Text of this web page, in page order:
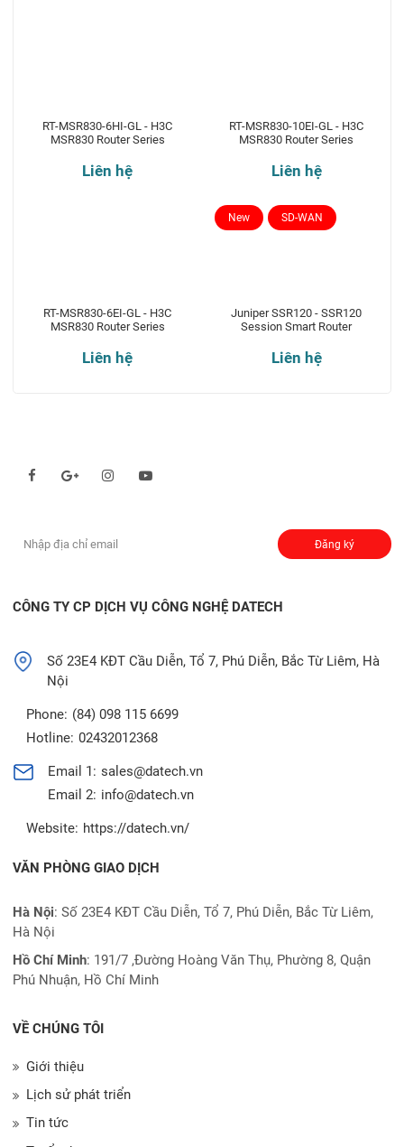
RT-MSR830-6HI-GL - H3C
MSR830 Router Series
Liên hệ
RT-MSR830-10EI-GL - H3C
MSR830 Router Series
Liên hệ
RT-MSR830-6EI-GL - H3C
MSR830 Router Series
Liên hệ
Juniper SSR120 - SSR120
Session Smart Router
Liên hệ
New SD-WAN
Đăng ký
CÔNG TY CP DỊCH VỤ CÔNG NGHỆ DATECH
Số 23E4 KĐT Cầu Diễn, Tổ 7, Phú Diễn, Bắc Từ Liêm, Hà
Nội
Phone: (84) 098 115 6699
Hotline: 02432012368
Email 1: sales@datech.vn
Email 2: info@datech.vn
Website: https://datech.vn/
VĂN PHÒNG GIAO DỊCH
Hà Nội: Số 23E4 KĐT Cầu Diễn, Tổ 7, Phú Diễn, Bắc Từ Liêm,
Hà Nội
Hồ Chí Minh: 191/7 ,Đường Hoàng Văn Thụ, Phường 8, Quận
Phú Nhuận, Hồ Chí Minh
VỀ CHÚNG TÔI
Giới thiệu
Lịch sử phát triển
Tin tức